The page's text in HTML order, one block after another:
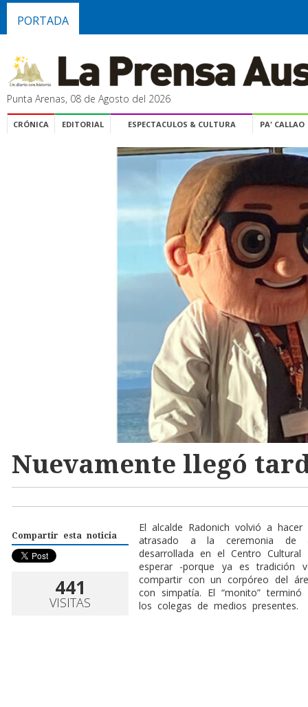
PORTADA
Punta Arenas, 08 de Agosto del 2026
CRÓNICA EDITORIAL ESPECTACULOS & CULTURA PA' CALLAO
Nuevamente llegó
Compartir esta noticia
441
VISITAS
El alcalde Radonich volvió a
atrasado a la ceremonia de
desarrollada en el Centro
esperar -porque ya es tradición
compartir con un corpóreo del
con simpatía. El “monito”
los colegas de medios presentes.